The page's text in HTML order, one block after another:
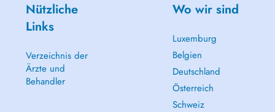
Nützliche
Links
Verzeichnis der
Ärzte und
Behandler
Wo wir sind
Luxemburg
Belgien
Deutschland
Österreich
Schweiz